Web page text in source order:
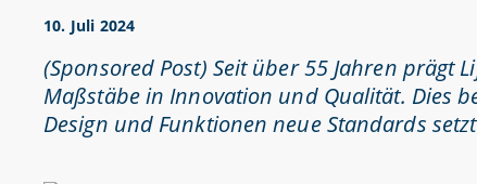
10. Juli 2024
(Sponsored Post) Seit über 55 Jahren prägt
Maßstäbe in Innovation und Qualität. Dies
Design und Funktionen neue Standards